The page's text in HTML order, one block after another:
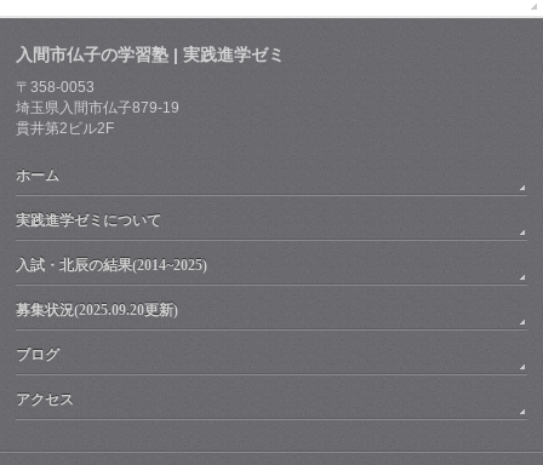
入間市仏子の学習塾 | 実践進学ゼミ
〒358-0053
埼玉県入間市仏子879-19
貫井第2ビル2F
ホーム
実践進学ゼミについて
入試・北辰の結果(2014~2025)
募集状況(2025.09.20更新)
ブログ
アクセス